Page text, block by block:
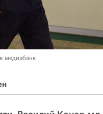
медиабанк